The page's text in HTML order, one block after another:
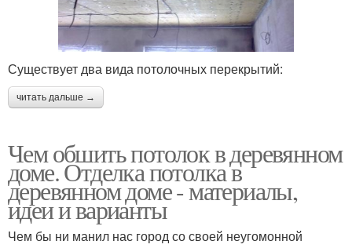
Существует два вида потолочных перекрытий:
читать дальше →
Чем обшить потолок в деревянном
доме. Отделка потолка в
деревянном доме - материалы,
идеи и варианты
Чем бы ни манил нас город со своей неугомонной